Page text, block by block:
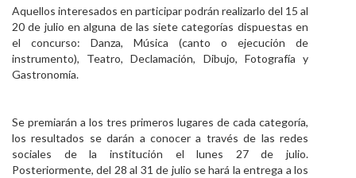
Aquellos interesados en participar podrán realizarlo del 15 al
20 de julio en alguna de las siete categorías dispuestas en
el concurso: Danza, Música (canto o ejecución de
instrumento), Teatro, Declamación, Dibujo, Fotografía y
Gastronomía.
Se premiarán a los tres primeros lugares de cada categoría,
los resultados se darán a conocer a través de las redes
sociales de la institución el lunes 27 de julio.
Posteriormente, del 28 al 31 de julio se hará la entrega a los